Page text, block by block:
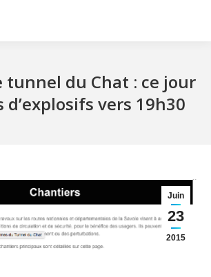
tunnel du Chat : ce jour
d’explosifs vers 19h30
Juin
23
2015